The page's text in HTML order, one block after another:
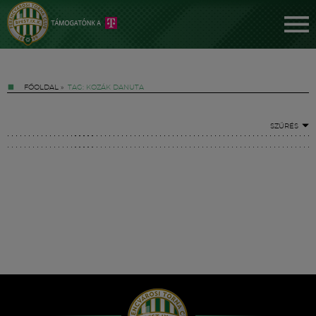
FŐOLDAL » TAG: KOZÁK DANUTA
SZŰRÉS
Hírek